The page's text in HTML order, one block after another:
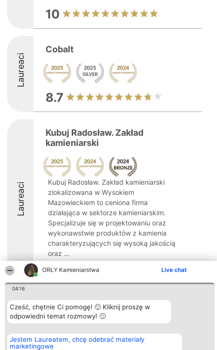
ORŁY Kamieniarstwa Live chat
04:16
Cześć, chętnie Ci pomogę! 🙂 Kliknij proszę w
odpowiedni temat rozmowy! 🙂
Jestem Laureatem, chcę odebrać materiały
marketingowe
10
Laureaci
Cobalt
8.7
Laureaci
Kubuj Radosław. Zakład
kamieniarski
Kubuj Radosław. Zakład kamieniarski
zlokalizowana w Wysokiem
Mazowieckiem to ceniona firma
działająca w sektorze kamieniarskim.
Specjalizuje się w projektowaniu oraz
wykonawstwie produktów z kamienia
charakteryzujących się wysoką jakością
oraz ...
8.4
Organizator plebiscytu
Bright Side Solutions sp. z o.
o. sp. k.
Wrocław 50-079
KRS 0000749100 | Regon
Plebiscyt
Laureaci
Lista
Laureatów
Zasady
Kontakt